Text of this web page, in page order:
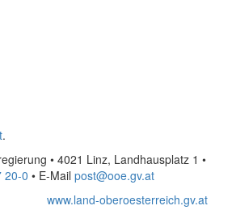
.
• 4021 Linz, Landhausplatz 1 •
20-0 • E-Mail post@ooe.gv.at
www.land-oberoesterreich.gv.at